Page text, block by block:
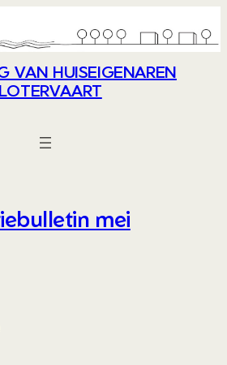
VAN HUISEIGENAREN
mei